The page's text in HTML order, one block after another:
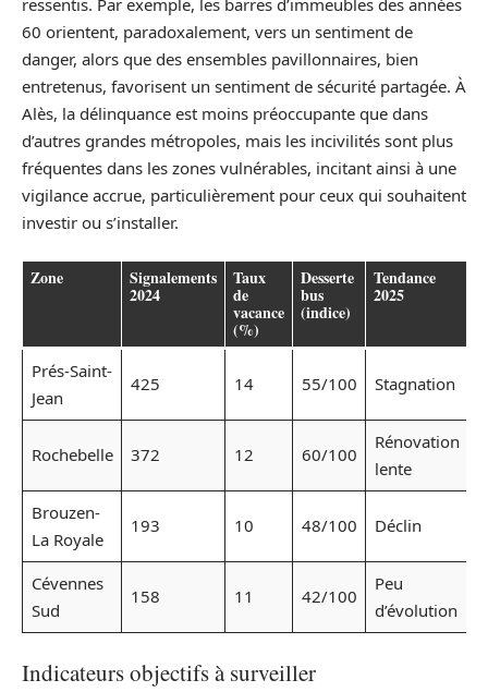
60 orientent, paradoxalement, vers un sentiment de
danger, alors que des ensembles pavillonnaires, bien
entretenus, favorisent un sentiment de sécurité partagée. À
Alès, la délinquance est moins préoccupante que dans
d’autres grandes métropoles, mais les incivilités sont plus
fréquentes dans les zones vulnérables, incitant ainsi à une
vigilance accrue, particulièrement pour ceux qui souhaitent
investir ou s’installer.
Zone Signalements
2024
Taux
de
vacance
(%)
Desserte
bus
(indice)
Tendance
2025
Prés-Saint-
Jean
425 14 55/100 Stagnation
Rochebelle 372 12 60/100
Rénovation
lente
Brouzen-
La Royale
193 10 48/100 Déclin
Cévennes
Sud
158 11 42/100
Peu
d’évolution
Indicateurs objectifs à surveiller